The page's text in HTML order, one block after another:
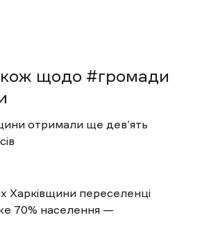
щодо #громади
отримали ще дев’ять
Харківщини переселенці
70% населення —